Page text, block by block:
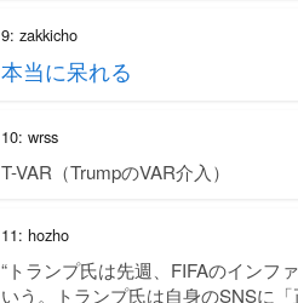
9: zakkicho
本当に呆れる
10: wrss
T-VAR（TrumpのVAR介入）
11: hozho
“トランプ氏は先週、FIFAのインフ
いう。トランプ氏は自身のSNSに